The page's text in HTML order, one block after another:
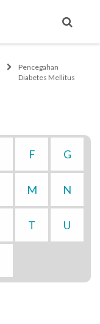
Pencegahan
Diabetes Mellitus
F G
M N
T U